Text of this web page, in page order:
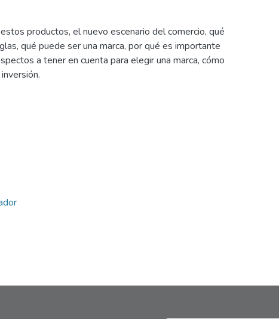
productos, el nuevo escenario del comercio, qué
qué puede ser una marca, por qué es importante
a tener en cuenta para elegir una marca, cómo